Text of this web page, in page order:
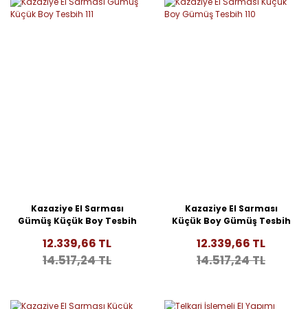
Kazaziye El Sarması
Gümüş Küçük Boy Tesbih
12.339,66 TL
14.517,24 TL
Kazaziye El Sarması
Küçük Boy Gümüş Tesbih
12.339,66 TL
14.517,24 TL